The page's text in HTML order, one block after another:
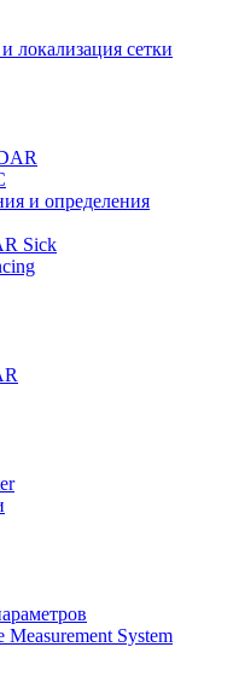
локализация сетки
и определения
Sick
Measurement System